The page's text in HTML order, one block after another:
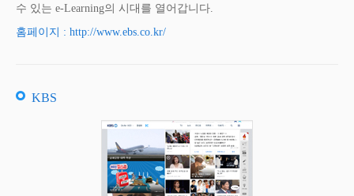
수 있는 e-Learning의 시대를 열어갑니다.
홈페이지 : http://www.ebs.co.kr/
KBS